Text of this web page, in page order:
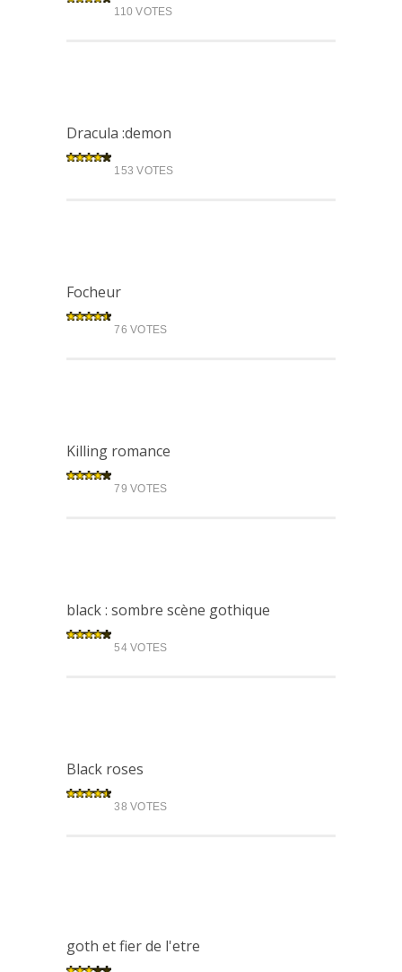
110 VOTES
Dracula :demon
153 VOTES
Focheur
76 VOTES
Killing romance
79 VOTES
black : sombre scène gothique
54 VOTES
Black roses
38 VOTES
goth et fier de l'etre